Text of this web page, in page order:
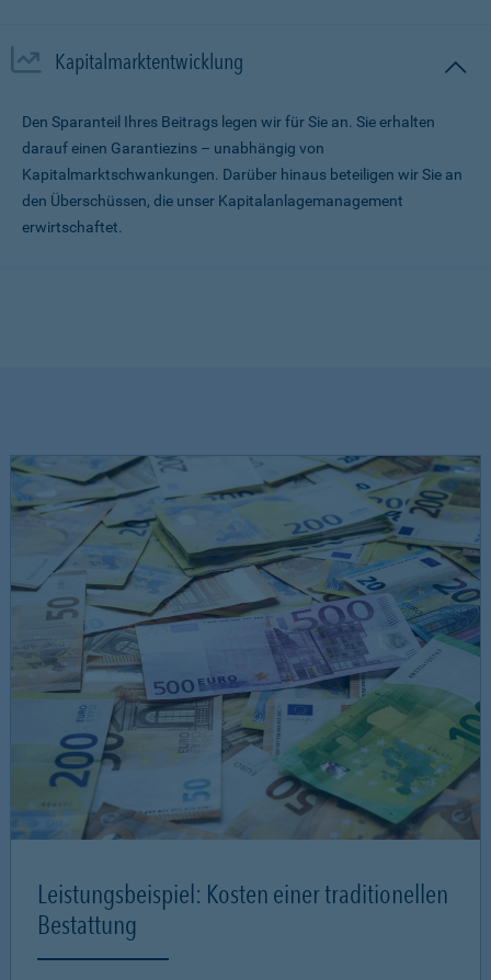
Kapitalmarktentwicklung
Den Sparanteil Ihres Beitrags legen wir für Sie an. Sie erhalten
darauf einen Garantiezins – unabhängig von
Kapitalmarktschwankungen. Darüber hinaus beteiligen wir Sie an
den Überschüssen, die unser Kapitalanlagemanagement
erwirtschaftet.
Leistungsbeispiel: Kosten einer traditionellen
Bestattung